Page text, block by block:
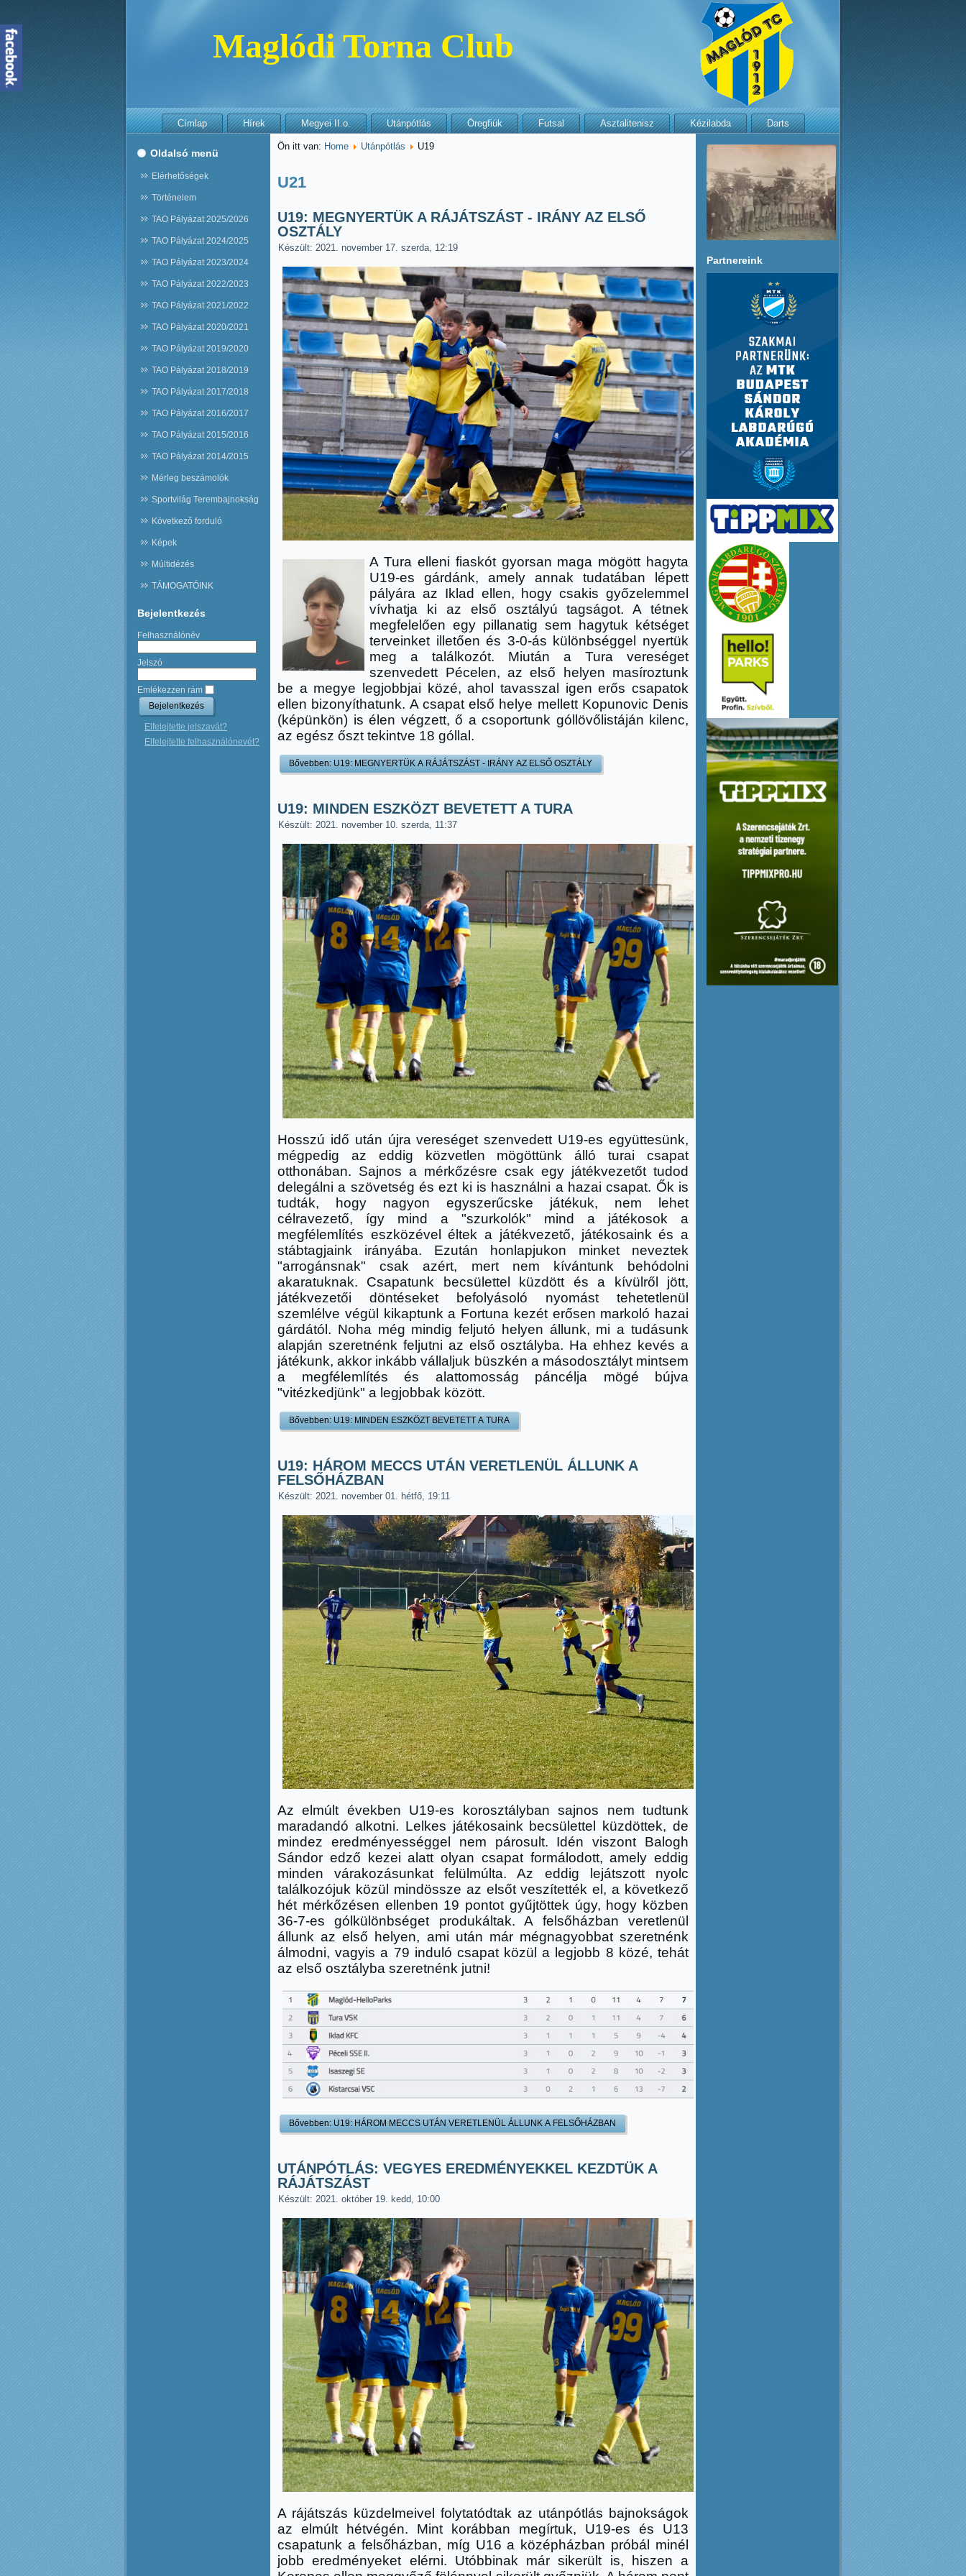
Maglódi Torna Club
Címlap Hírek Megyei II.o. Utánpótlás Öregfiúk Futsal Asztalitenisz Kézilabda Darts
Oldalsó menü
Elérhetőségek
Történelem
TAO Pályázat 2025/2026
TAO Pályázat 2024/2025
TAO Pályázat 2023/2024
TAO Pályázat 2022/2023
TAO Pályázat 2021/2022
TAO Pályázat 2020/2021
TAO Pályázat 2019/2020
TAO Pályázat 2018/2019
TAO Pályázat 2017/2018
TAO Pályázat 2016/2017
TAO Pályázat 2015/2016
TAO Pályázat 2014/2015
Mérleg beszámolók
Sportvilág Terembajnokság
Következő forduló
Képek
Múltidézés
TÁMOGATÓINK
Bejelentkezés
Felhasználónév
Jelszó
Emlékezzen rám
Elfelejtette jelszavát?
Elfelejtette felhasználónevét?
Ön itt van: Home Utánpótlás U19
U21
U19: MEGNYERTÜK A RÁJÁTSZÁST - IRÁNY AZ ELSŐ
OSZTÁLY
Készült: 2021. november 17. szerda, 12:19
A Tura elleni fiaskót gyorsan maga mögött hagyta
U19-es gárdánk, amely annak tudatában lépett
pályára az Iklad ellen, hogy csakis győzelemmel
vívhatja ki az első osztályú tagságot. A tétnek
megfelelően egy pillanatig sem hagytuk kétséget
terveinket illetően és 3-0-ás különbséggel nyertük
meg a találkozót. Miután a Tura vereséget
szenvedett Pécelen, az első helyen masíroztunk
be a megye legjobbjai közé, ahol tavasszal igen erős csapatok
ellen bizonyíthatunk. A csapat első helye mellett Kopunovic Denis
(képünkön) is élen végzett, ő a csoportunk góllövőlistáján kilenc,
az egész őszt tekintve 18 góllal.
Bővebben: U19: MEGNYERTÜK A RÁJÁTSZÁST - IRÁNY AZ ELSŐ OSZTÁLY
U19: MINDEN ESZKÖZT BEVETETT A TURA
Készült: 2021. november 10. szerda, 11:37
Hosszú idő után újra vereséget szenvedett U19-es együttesünk,
mégpedig az eddig közvetlen mögöttünk álló turai csapat
otthonában. Sajnos a mérkőzésre csak egy játékvezetőt tudod
delegálni a szövetség és ezt ki is használni a hazai csapat. Ők is
tudták, hogy nagyon egyszerűcske játékuk, nem lehet
célravezető, így mind a "szurkolók" mind a játékosok a
megfélemlítés eszközével éltek a játékvezető, játékosaink és a
stábtagjaink irányába. Ezután honlapjukon minket neveztek
"arrogánsnak" csak azért, mert nem kívántunk behódolni
akaratuknak. Csapatunk becsülettel küzdött és a kívülről jött,
játékvezetői döntéseket befolyásoló nyomást tehetetlenül
szemlélve végül kikaptunk a Fortuna kezét erősen markoló hazai
gárdától. Noha még mindig feljutó helyen állunk, mi a tudásunk
alapján szeretnénk feljutni az első osztályba. Ha ehhez kevés a
játékunk, akkor inkább vállaljuk büszkén a másodosztályt mintsem
a megfélemlítés és alattomosság páncélja mögé bújva
"vitézkedjünk" a legjobbak között.
Bővebben: U19: MINDEN ESZKÖZT BEVETETT A TURA
U19: HÁROM MECCS UTÁN VERETLENÜL ÁLLUNK A
FELSŐHÁZBAN
Készült: 2021. november 01. hétfő, 19:11
Az elmúlt években U19-es korosztályban sajnos nem tudtunk
maradandó alkotni. Lelkes játékosaink becsülettel küzdöttek, de
mindez eredményességgel nem párosult. Idén viszont Balogh
Sándor edző kezei alatt olyan csapat formálodott, amely eddig
minden várakozásunkat felülmúlta. Az eddig lejátszott nyolc
találkozójuk közül mindössze az elsőt veszítették el, a következő
hét mérkőzésen ellenben 19 pontot gyűjtöttek úgy, hogy közben
36-7-es gólkülönbséget produkáltak. A felsőházban veretlenül
állunk az első helyen, ami után már mégnagyobbat szeretnénk
álmodni, vagyis a 79 induló csapat közül a legjobb 8 közé, tehát
az első osztályba szeretnénk jutni!
Bővebben: U19: HÁROM MECCS UTÁN VERETLENÜL ÁLLUNK A FELSŐHÁZBAN
UTÁNPÓTLÁS: VEGYES EREDMÉNYEKKEL KEZDTÜK A
RÁJÁTSZÁST
Készült: 2021. október 19. kedd, 10:00
A rájátszás küzdelmeivel folytatódtak az utánpótlás bajnokságok
az elmúlt hétvégén. Mint korábban megírtuk, U19-es és U13
csapatunk a felsőházban, míg U16 a középházban próbál minél
jobb eredményeket elérni. Utóbbinak már sikerült is, hiszen a
Partnereink